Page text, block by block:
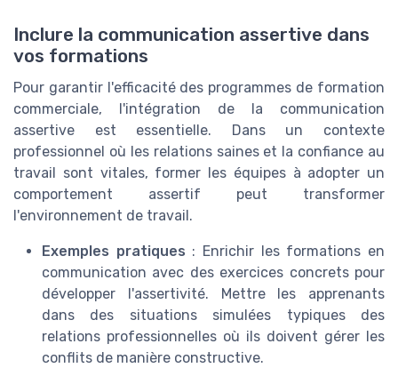
Inclure la communication assertive dans
vos formations
Pour garantir l'efficacité des programmes de formation
commerciale, l'intégration de la communication
assertive est essentielle. Dans un contexte
professionnel où les relations saines et la confiance au
travail sont vitales, former les équipes à adopter un
comportement assertif peut transformer
l'environnement de travail.
Exemples pratiques : Enrichir les formations en
communication avec des exercices concrets pour
développer l'assertivité. Mettre les apprenants
dans des situations simulées typiques des
relations professionnelles où ils doivent gérer les
conflits de manière constructive.